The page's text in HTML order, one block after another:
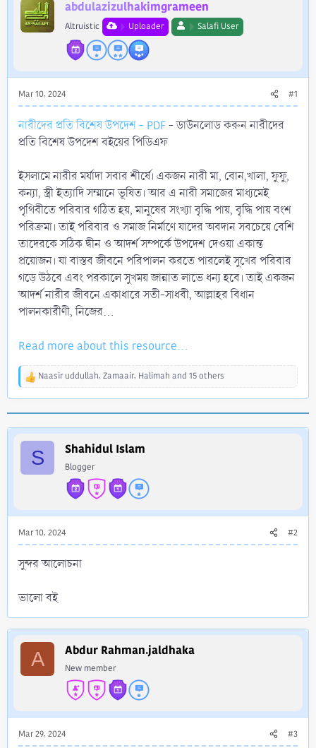
abdulazizulhakimgrameen
Altruistic Uploader Salafi User
Mar 10, 2024 #1
নারীদের প্রতি বিশেষ উপদেশ - PDF- ডাউনলোড করুন নারীদের
প্রতি বিশেষ উপদেশ বইয়ের পিডিএফ
ইসলামে নারীর মর্যাদা সবার শীর্ষে। একজন নারী মা, বোন,খালা, ফুফু,
কন্যা, স্ত্রী ইত্যাদি সম্মানে ভূষিত। আর এ নারী সমাজের মাধ্যমেই
পৃথিবীতে পরিবার গঠিত হয়, মানুষের সংখ্যা বৃদ্ধি পায়, বৃদ্ধি পায় বংশ
পরিক্রমা। তাই পরিবার ও সমাজ নির্মাণে যাদের অবদান সবচেয়ে বেশি
তাদেরকে সঠিক দ্বীন ও আদর্শ সম্পর্কে উপদেশ দেওয়া একান্ত
প্রয়োজন। যা বাস্তব জীবনে পরিপালন করতে পারলেই সুখের পরিবার
গড়ে উঠবে এবং পরকালে সুখময় জান্নাত লাভে ধন্য হবে। তাই একজন
আদর্শ নারীর জীবনে একাধারে সতী-সাধবী, আল্লাহর বিধান
পালনকারীণী, নিজের...
Read more about this resource...
R
Naasir uddullah, Zamaair, Halimah and 15 others
S Shahidul Islam
Blogger
Mar 10, 2024 #2
সুন্দর আলোচনা
ভালো বই
A Abdur Rahman.jaldhaka
New member
Mar 29, 2024 #3